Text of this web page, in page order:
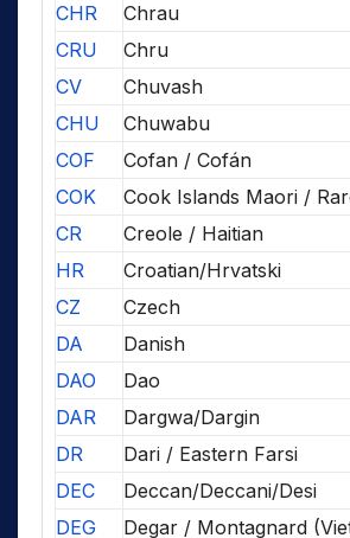
CHR
Chrau
CRU
Chru
CV
Chuvash
CHU
Chuwabu
COF
Cofan / Cofán
COK
Cook Islands Maori /
CR
Creole / Haitian
HR
Croatian/Hrvatski
CZ
Czech
DA
Danish
DAO
Dao
DAR
Dargwa/Dargin
DR
Dari / Eastern Farsi
DEC
Deccan/Deccani/Desi
DEG
Degar / Montagnard